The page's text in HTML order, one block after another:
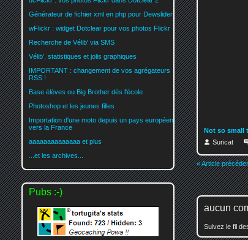
Not so small
Suricat
« Article
aucun
Suivez le fil
Générateur de fichier xml en php pour Dewslider
wFlickr : widget Dotclear pour vos photos Flickr
Recherche de Vélib' via SMS
Vélib', statistiques et jolis graphiques
IMPORTANT : changement de vos agrégateurs
RSS !
Base élèves ou Big Brother dès l'école
Photoshop et les jeunes filles
Importation d'une moto depuis un pays européen
vers la France
aaaaaaaaaaaaaa et plus
...et les archives...
Pubs :-)